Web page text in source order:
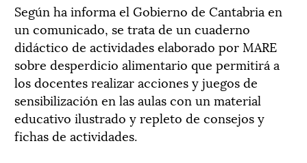
Según ha informa el Gobierno de Cantabria en
un comunicado, se trata de un cuaderno
didáctico de actividades elaborado por MARE
sobre desperdicio alimentario que permitirá a
los docentes realizar acciones y juegos de
sensibilización en las aulas con un material
educativo ilustrado y repleto de consejos y
fichas de actividades.